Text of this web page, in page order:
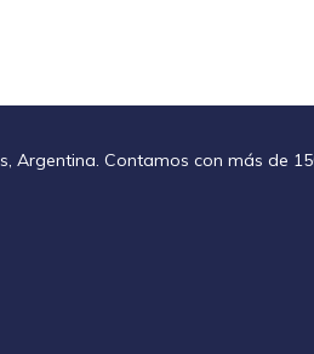
Argentina. Contamos con más de